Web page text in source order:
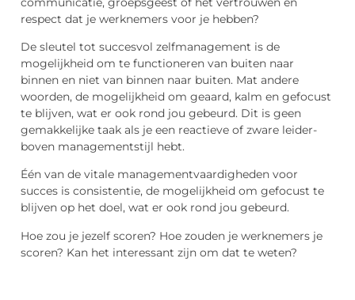
respect dat je werknemers voor je hebben?
De sleutel tot succesvol zelfmanagement is de
mogelijkheid om te functioneren van buiten naar
binnen en niet van binnen naar buiten. Mat andere
woorden, de mogelijkheid om geaard, kalm en gefocust
te blijven, wat er ook rond jou gebeurd. Dit is geen
gemakkelijke taak als je een reactieve of zware leider-
boven managementstijl hebt.
Één van de vitale managementvaardigheden voor
succes is consistentie, de mogelijkheid om gefocust te
blijven op het doel, wat er ook rond jou gebeurd.
Hoe zou je jezelf scoren? Hoe zouden je werknemers je
scoren? Kan het interessant zijn om dat te weten?